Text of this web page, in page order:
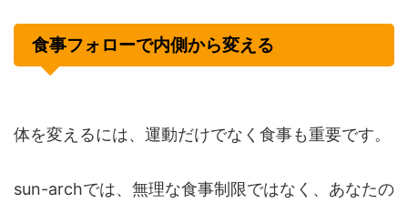
食事フォローで内側から変える
体を変えるには、運動だけでなく食事も重要です。
sun-archでは、無理な食事制限ではなく、あなたの